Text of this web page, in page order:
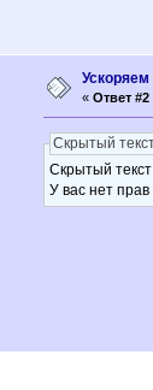
Ускоряем
«Ответ #2
Скрытый
Скрытый
У вас нет